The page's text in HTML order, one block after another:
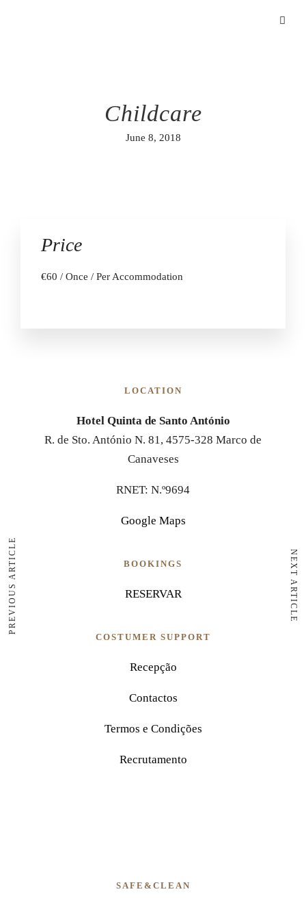
Childcare
June 8, 2018
Price
€60 / Once / Per Accommodation
PREVIOUS ARTICLE NEXT ARTICLE
LOCATION
Hotel Quinta de Santo António
R. de Sto. António N. 81, 4575-328 Marco de
Canaveses
RNET: N.º9694
Google Maps
BOOKINGS
RESERVAR
COSTUMER SUPPORT
Recepção
Contactos
Termos e Condições
Recrutamento
SAFE&CLEAN